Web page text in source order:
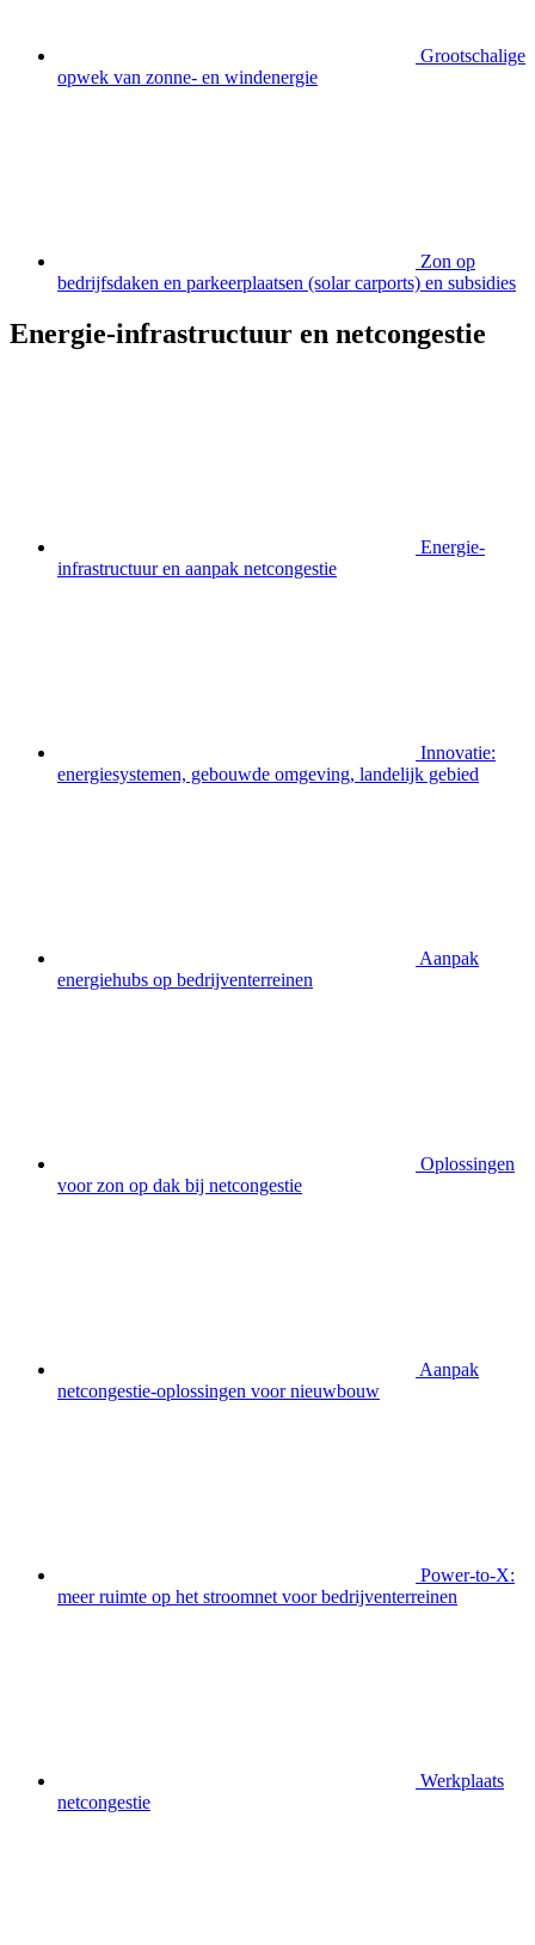
Grootschalige
opwek van zonne- en windenergie
Zon op
bedrijfsdaken en parkeerplaatsen (solar carports) en subsidies
Energie-infrastructuur en netcongestie
Energie-
infrastructuur en aanpak netcongestie
Innovatie:
energiesystemen, gebouwde omgeving, landelijk gebied
Aanpak
energiehubs op bedrijventerreinen
Oplossingen
voor zon op dak bij netcongestie
Aanpak
netcongestie-oplossingen voor nieuwbouw
Power-to-X:
meer ruimte op het stroomnet voor bedrijventerreinen
Werkplaats
netcongestie